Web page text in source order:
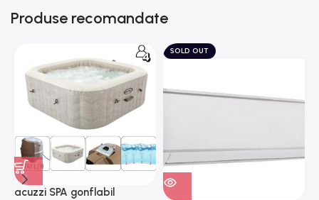
Produse recomandate
acuzzi SPA gonflabil
SOLD OUT